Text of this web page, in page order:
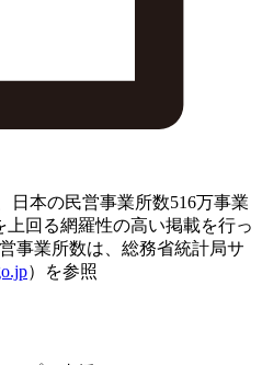
日本の民営事業所数516万事業
上回る網羅性の高い掲載を行っ
事業所数は、総務省統計局サ
）を参照